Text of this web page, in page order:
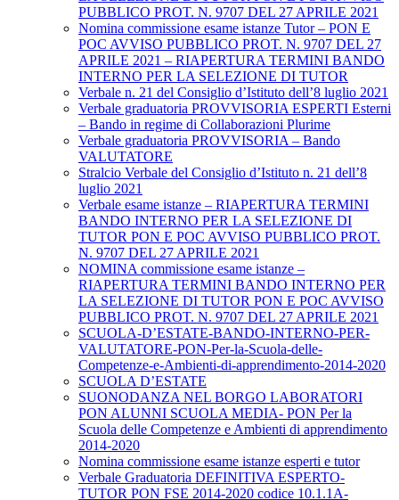
PUBBLICO PROT. N. 9707 DEL 27 APRILE 2021
Nomina commissione esame istanze Tutor – PON E
POC AVVISO PUBBLICO PROT. N. 9707 DEL 27
APRILE 2021 – RIAPERTURA TERMINI BANDO
INTERNO PER LA SELEZIONE DI TUTOR
Verbale n. 21 del Consiglio d’Istituto dell’8 luglio 2021
Verbale graduatoria PROVVISORIA ESPERTI Esterni
– Bando in regime di Collaborazioni Plurime
Verbale graduatoria PROVVISORIA – Bando
VALUTATORE
Stralcio Verbale del Consiglio d’Istituto n. 21 dell’8
luglio 2021
Verbale esame istanze – RIAPERTURA TERMINI
BANDO INTERNO PER LA SELEZIONE DI
TUTOR PON E POC AVVISO PUBBLICO PROT.
N. 9707 DEL 27 APRILE 2021
NOMINA commissione esame istanze –
RIAPERTURA TERMINI BANDO INTERNO PER
LA SELEZIONE DI TUTOR PON E POC AVVISO
PUBBLICO PROT. N. 9707 DEL 27 APRILE 2021
SCUOLA-D’ESTATE-BANDO-INTERNO-PER-
VALUTATORE-PON-Per-la-Scuola-delle-
Competenze-e-Ambienti-di-apprendimento-2014-2020
SCUOLA D’ESTATE
SUONODANZA NEL BORGO LABORATORI
PON ALUNNI SCUOLA MEDIA- PON Per la
Scuola delle Competenze e Ambienti di apprendimento
2014-2020
Nomina commissione esame istanze esperti e tutor
Verbale Graduatoria DEFINITIVA ESPERTO-
TUTOR PON FSE 2014-2020 codice 10.1.1A-